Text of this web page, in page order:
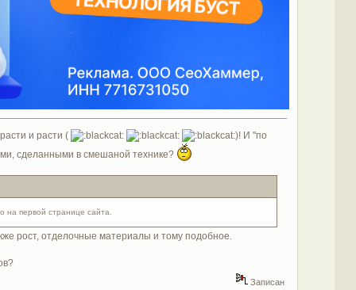
и расти (
)! И "по
сделанными в смешаной технике?
на первой странице сайта.
рост, отделочные материалы и тому подобное.
Записан